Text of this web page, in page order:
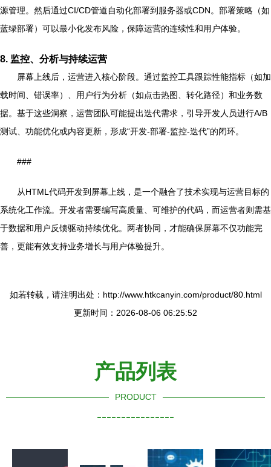
源管理。然后通过CI/CD管道自动化部署到服务器或CDN。部署策略（如
蓝绿部署）可以最小化发布风险，保障运营的连续性和用户体验。
8. 监控、分析与持续运营
屏幕上线后，运营进入核心阶段。通过监控工具跟踪性能指标（如加
载时间、错误率）、用户行为分析（如点击热图、转化路径）和业务数
据。基于这些洞察，运营团队可能提出迭代需求，引导开发人员进行A/B
测试、功能优化或内容更新，形成“开发-部署-监控-迭代”的闭环。
###
从HTML代码开发到屏幕上线，是一个融合了技术实现与运营目标的
系统化工作流。开发者需要编写高质量、可维护的代码，而运营者则需基
于数据和用户反馈驱动持续优化。两者协同，才能确保屏幕不仅功能完
善，更能有效支持业务增长与用户体验提升。
如若转载，请注明出处：http://www.htkcanyin.com/product/80.html
更新时间：2026-08-06 06:25:52
产品列表
PRODUCT
----------------